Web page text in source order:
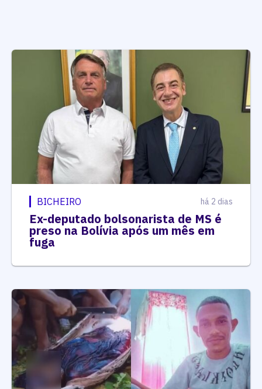
BICHEIRO há 2 dias
Ex-deputado bolsonarista de MS é
preso na Bolívia após um mês em
fuga